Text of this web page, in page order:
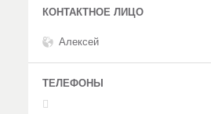
Алексей